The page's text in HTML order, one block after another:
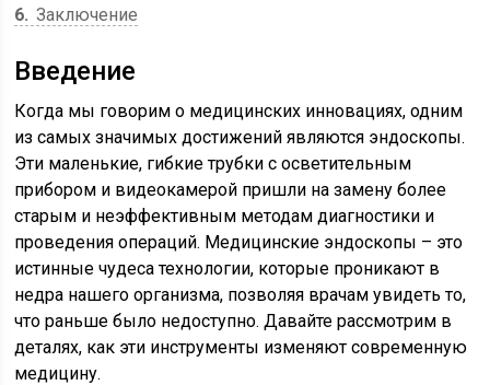
6 Заключение
Введение
Когда мы говорим о медицинских инновациях, одним
из самых значимых достижений являются эндоскопы.
Эти маленькие, гибкие трубки с осветительным
прибором и видеокамерой пришли на замену более
старым и неэффективным методам диагностики и
проведения операций. Медицинские эндоскопы – это
истинные чудеса технологии, которые проникают в
недра нашего организма, позволяя врачам увидеть то,
что раньше было недоступно. Давайте рассмотрим в
деталях, как эти инструменты изменяют современную
медицину.